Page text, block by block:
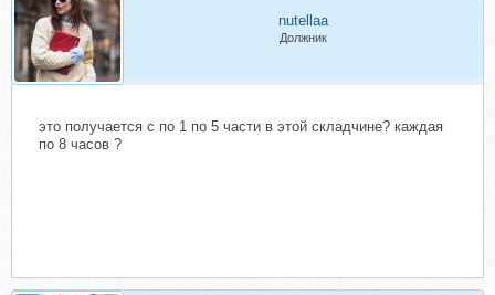
nutellaa
Должник
это получается с по 1 по 5 части в этой складчине? каждая
по 8 часов ?